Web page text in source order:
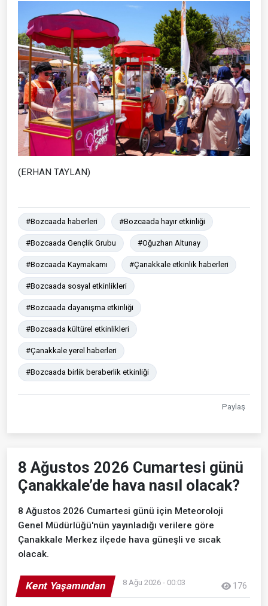
(ERHAN TAYLAN)
#Bozcaada haberleri #Bozcaada hayır etkinliği
#Bozcaada Gençlik Grubu #Oğuzhan Altunay
#Bozcaada Kaymakamı #Çanakkale etkinlik haberleri
#Bozcaada sosyal etkinlikleri
#Bozcaada dayanışma etkinliği
#Bozcaada kültürel etkinlikleri
#Çanakkale yerel haberleri
#Bozcaada birlik beraberlik etkinliği
Paylaş
8 Ağustos 2026 Cumartesi günü
Çanakkale’de hava nasıl olacak?
8 Ağustos 2026 Cumartesi günü için Meteoroloji
Genel Müdürlüğü'nün yayınladığı verilere göre
Çanakkale Merkez ilçede hava güneşli ve sıcak
olacak.
Kent Yaşamından 8 Ağu 2026 - 00:03 176